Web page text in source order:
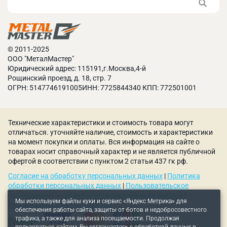
Удобная рукоятка на рычаге. Рука оператора не
скользит в процессе работы;
Валки станка сделаны из стали высокого
качества. Они не нуждаются в специальном
обслуживании и защищены от коррозии;
Валы расположены ассиметрично. Откидной
верхний вал;
Отличное решение для небольших мастерских и
Ручной вальцовочный станок MetalMaster MSR
1308 эргономичен, экономит время работы за счёт
простоты применения и будет выполнять
листового металла на благо Вашего предприятия
длительное время.
Отсутствие электрических узлов в конструкции
станка делает его удобным для эксплуатации на
Как осуществляется регулировка?
Александр Куликов
Технический директор
ООО «МеталМастер»
Добрый день! Регулировка осуществляется
© 2011-2025
ООО "МеталМастер"
Юридический адрес: 115191,г.Москва,4-й
Рощинский проезд, д. 18, стр. 7
ОГРН: 5147746191005ИНН: 7725844340 КПП: 772501001
Мы используем файлы куки и сервис «Яндекс Метрика» для
обеспечения работы сайта, защиты от ботов и недобросовестного
трафика, а также для анализа посещаемости. Продолжая
Технические характеристики и стоимость товара могут
отличаться. уточняйте наличие, стоимость и характеристики
на момент покупки и оплаты. Вся информация на сайте о
товарах носит справочный характер и не является публичной
офертой в соответствии с пунктом 2 статьи 437 гк рф.
Согласие на обработку персональных данных | Политика
обработки персональных данных | Пользовательское
Рекомендательные технологии